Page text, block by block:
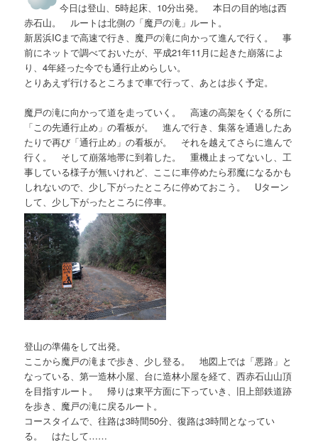
今日は登山、5時起床、10分出発。 本日の目的地は西
赤石山。 ルートは北側の「魔戸の滝」ルート。
新居浜ICまで高速で行き、魔戸の滝に向かって進んで行く。 事
前にネットで調べておいたが、平成21年11月に起きた崩落によ
り、4年経った今でも通行止めらしい。
とりあえず行けるところまで車で行って、あとは歩く予定。
魔戸の滝に向かって道を走っていく。 高速の高架をくぐる所に
「この先通行止め」の看板が。 進んで行き、集落を通過したあ
たりで再び「通行止め」の看板が。 それを越えてさらに進んで
行く。 そして崩落地帯に到着した。 重機止まってないし、工
事している様子が無いけれど、ここに車停めたら邪魔になるかも
しれないので、少し下がったところに停めておこう。 Uターン
して、少し下がったところに停車。
登山の準備をして出発。
ここから魔戸の滝まで歩き、少し登る。 地図上では「悪路」と
なっている、第一造林小屋、台に造林小屋を経て、西赤石山山頂
を目指すルート。 帰りは東平方面に下っていき、旧上部鉄道跡
を歩き、魔戸の滝に戻るルート。
コースタイムで、往路は3時間50分、復路は3時間となってい
る。 はたして……